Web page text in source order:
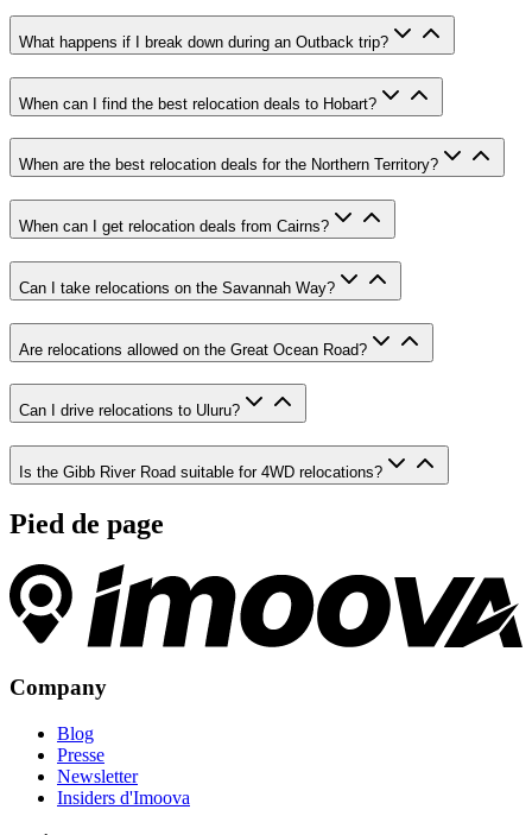
What happens if I break down during an Outback trip?
When can I find the best relocation deals to Hobart?
When are the best relocation deals for the Northern Territory?
When can I get relocation deals from Cairns?
Can I take relocations on the Savannah Way?
Are relocations allowed on the Great Ocean Road?
Can I drive relocations to Uluru?
Is the Gibb River Road suitable for 4WD relocations?
Pied de page
Company
Blog
Presse
Newsletter
Insiders d'Imoova